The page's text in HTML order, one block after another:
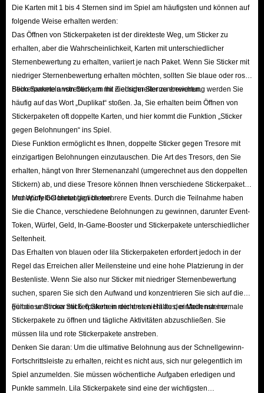
Die Karten mit 1 bis 4 Sternen sind im Spiel am häufigsten und können auf
folgende Weise erhalten werden:
Das Öffnen von Stickerpaketen ist der direkteste Weg, um Sticker zu
erhalten, aber die Wahrscheinlichkeit, Karten mit unterschiedlicher
Sternenbewertung zu erhalten, variiert je nach Paket. Wenn Sie Sticker mit
niedriger Sternenbewertung erhalten möchten, sollten Sie blaue oder rosa
Stickerpakete anstreben, um Ihr Ziel schneller zu erreichen.
Beim Sammeln von Stickern mit niedriger Sternenbewertung werden Sie
häufig auf das Wort „Duplikat“ stoßen. Ja, Sie erhalten beim Öffnen von
Stickerpaketen oft doppelte Karten, und hier kommt die Funktion „Sticker
gegen Belohnungen“ ins Spiel.
Diese Funktion ermöglicht es Ihnen, doppelte Sticker gegen Tresore mit
einzigartigen Belohnungen einzutauschen. Die Art des Tresors, den Sie
erhalten, hängt von Ihrer Sternenanzahl (umgerechnet aus den doppelten
Stickern) ab, und diese Tresore können Ihnen verschiedene Stickerpakete
und Würfelbelohnungen bieten.
Monopoly GO bietet täglich mehrere Events. Durch die Teilnahme haben
Sie die Chance, verschiedene Belohnungen zu gewinnen, darunter Event-
Token, Würfel, Geld, In-Game-Booster und Stickerpakete unterschiedlicher
Seltenheit.
Das Erhalten von blauen oder lila Stickerpaketen erfordert jedoch in der
Regel das Erreichen aller Meilensteine ​​und eine hohe Platzierung in der
Bestenliste. Wenn Sie also nur Sticker mit niedriger Sternenbewertung
suchen, sparen Sie sich den Aufwand und konzentrieren Sie sich auf die
gelben und rosa Stickerpakete in der ersten Hälfte der Meilensteine.
Für diese Sticker mit 5-6 Sternen reicht es nicht aus, einfach nur normale
Stickerpakete zu öffnen und tägliche Aktivitäten abzuschließen. Sie
müssen lila und rote Stickerpakete anstreben.
Denken Sie daran: Um die ultimative Belohnung aus der Schnellgewinn-
Fortschrittsleiste zu erhalten, reicht es nicht aus, sich nur gelegentlich im
Spiel anzumelden. Sie müssen wöchentliche Aufgaben erledigen und
Punkte sammeln. Lila Stickerpakete sind eine der wichtigsten